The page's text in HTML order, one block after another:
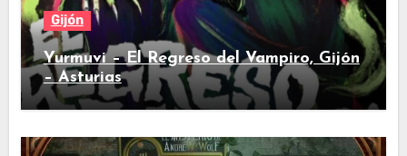
Gijón
Yurmuvi – El Regreso del Vampiro, Gijón
– Asturias